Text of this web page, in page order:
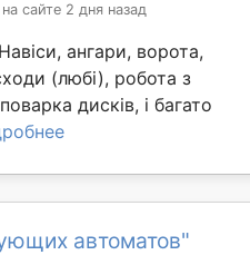
сайте 2 дня назад
ангари, ворота,
(любі), робота з
дисків, і багато
автоматов"